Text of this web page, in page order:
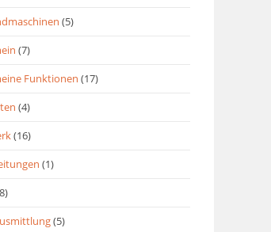
(5)
(7)
Funktionen (17)
(4)
(16)
(1)
(5)